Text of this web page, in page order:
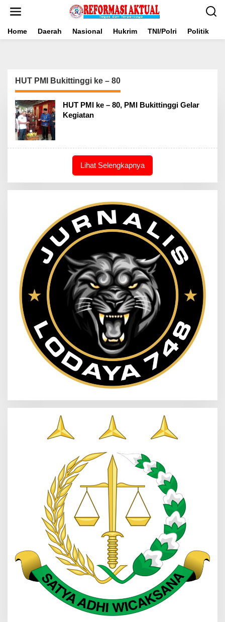
Home Daerah Nasional Hukrim TNI/Polri Politik
HUT PMI Bukittinggi ke – 80
HUT PMI ke – 80, PMI Bukittinggi Gelar
Kegiatan
Lihat Selengkapnya